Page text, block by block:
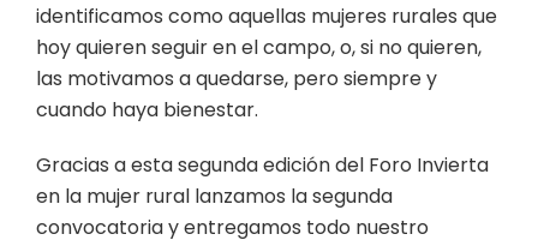
identificamos como aquellas mujeres rurales que
hoy quieren seguir en el campo, o, si no quieren,
las motivamos a quedarse, pero siempre y
cuando haya bienestar.
Gracias a esta segunda edición del Foro Invierta
en la mujer rural lanzamos la segunda
convocatoria y entregamos todo nuestro